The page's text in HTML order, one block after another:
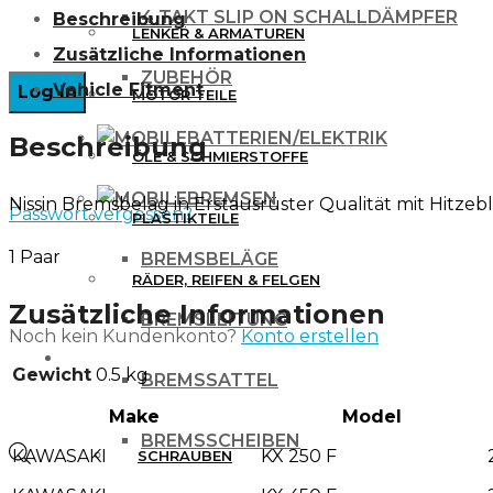
4 TAKT SLIP ON SCHALLDÄMPFER
ZUBEHÖR
BATTERIEN/ELEKTRIK
BREMSEN
BREMSBELÄGE
BREMSLEITUNG
BREMSSATTEL
BREMSSCHEIBEN
Passwort vergessen?
Noch kein Kundenkonto? Konto erstellen
Products
LENKER & ARMATUREN
MOTOR TEILE
ÖLE & SCHMIERSTOFFE
PLASTIKTEILE
RÄDER, REIFEN & FELGEN
SCHRAUBEN
KAWASAKI
SUZUKI
RMZ,
YZF
Menge
Beschreibung
Zusätzliche Informationen
Vehicle Fitment
Beschreibung
Nissin Bremsbelag in Erstausrüster Qualität mit
1 Paar
Zusätzliche Informationen
Gewicht 0.5 kg
Make
Model
KAWASAKI
KX 250 F